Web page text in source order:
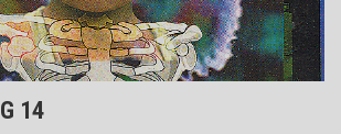
14